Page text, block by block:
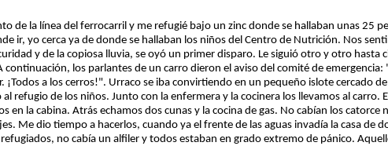
de la línea del ferrocarril y me refugié bajo un zinc donde se hallaban unas 25
ir, yo cerca ya de donde se hallaban los niños del Centro de Nutrición. Nos
y de la copiosa lluvia, se oyó un primer disparo. Le siguió otro y otro hasta
continuación, los parlantes de un carro dieron el aviso del comité de emergencia:
a los cerros!". Urraco se iba convirtiendo en un pequeño islote cercado de
refugio de los niños. Junto con la enfermera y la cocinera los llevamos al carro.
la cabina. Atrás echamos dos cunas y la cocina de gas. No cabían los catorce
Me dio tiempo a hacerlos, cuando ya el frente de las aguas invadía la casa de
no cabía un alfiler y todos estaban en grado extremo de pánico.